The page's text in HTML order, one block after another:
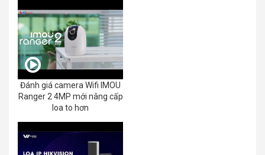
Đánh giá camera Wifi IMOU
Ranger 2 4MP mới nâng cấp
loa to hơn